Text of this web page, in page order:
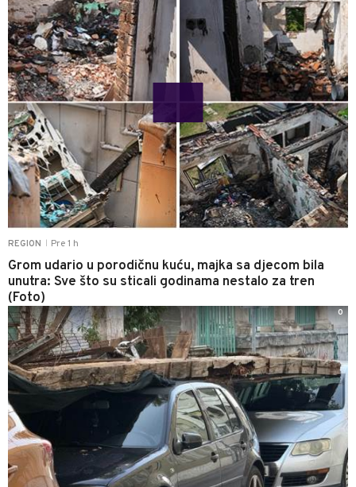
REGION Pre 1 h
Grom udario u porodičnu kuću, majka sa djecom bila
unutra: Sve što su sticali godinama nestalo za tren
(Foto)
0